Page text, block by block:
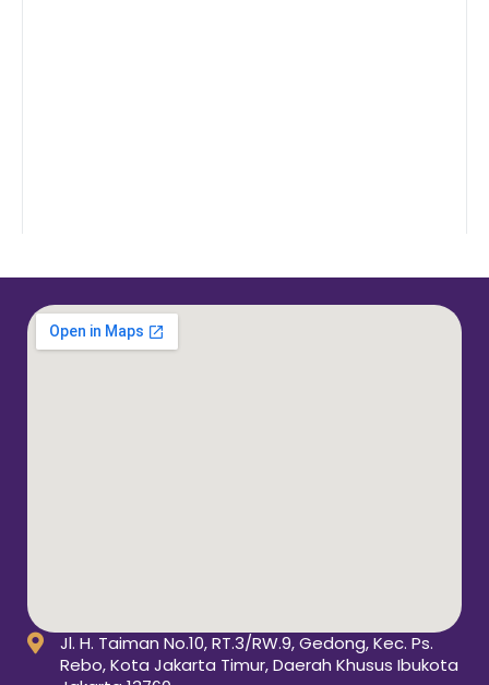
Jl. H. Taiman No.10, RT.3/RW.9, Gedong, Kec. Ps.
Rebo, Kota Jakarta Timur, Daerah Khusus Ibukota